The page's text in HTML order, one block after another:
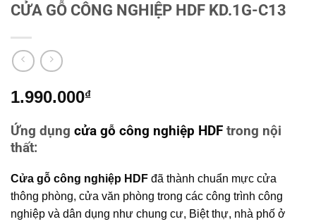
CỬA GỖ CÔNG NGHIỆP HDF KD.1G-C13
1.990.000₫
Ứng dụng cửa gỗ công nghiệp HDF trong nội
thất:
Cửa gỗ công nghiệp HDF đã thành chuẩn mực cửa
thông phòng, cửa văn phòng trong các công trình công
nghiệp và dân dụng như chung cư, Biệt thự, nhà phố ở